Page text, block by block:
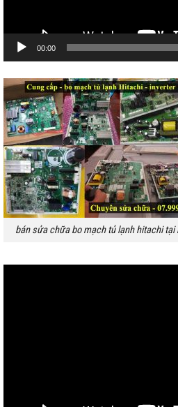
00:00
bán sửa chữa bo mạch tủ lạnh hitachi tại